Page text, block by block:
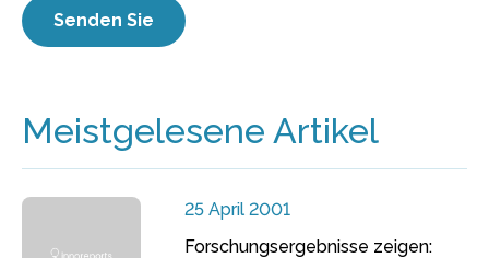
Meistgelesene Artikel
25 April 2001
Forschungsergebnisse zeigen: